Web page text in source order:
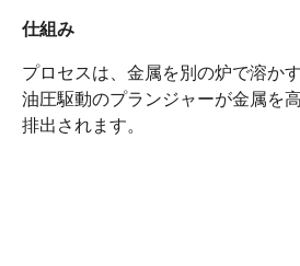
仕組み
プロセスは、金属を別の炉で溶か
油圧駆動のプランジャーが金属を
排出されます。